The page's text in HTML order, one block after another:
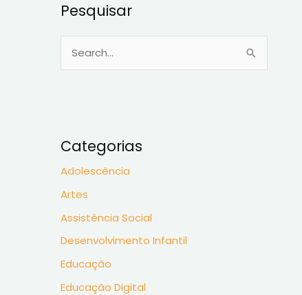
Pesquisar
s
a
r
p
o
r
Categorias
Adolescência
Artes
Assistência Social
Desenvolvimento Infantil
Educação
Educação Digital